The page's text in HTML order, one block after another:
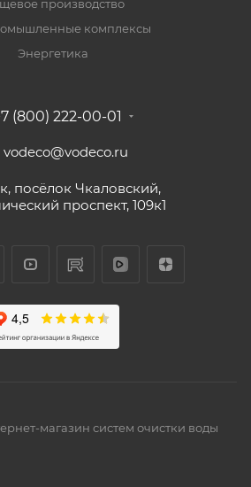
производство
комплексы
Энергетика
(800) 222-00-01
vodeco@vodeco.ru
посёлок Чкаловский,
проспект, 109к1
магазин систем очистки воды